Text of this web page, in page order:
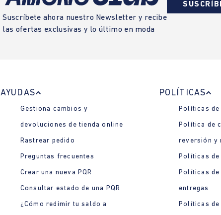
Suscríbete ahora nuestro Newsletter y recibe
las ofertas exclusivas y lo último en moda
AYUDAS
Gestiona cambios y
devoluciones de tienda online
Rastrear pedido
Preguntas frecuentes
Crear una nueva PQR
Consultar estado de una PQR
¿Cómo redimir tu saldo a
POLÍTICAS
Políticas de
Política de
reversión y
Políticas de
Políticas de
entregas
Políticas